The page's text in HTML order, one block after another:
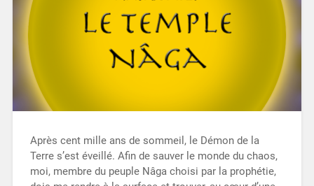
Après cent mille ans de sommeil, le Démon de la
Terre s’est éveillé. Afin de sauver le monde du chaos,
moi, membre du peuple Nâga choisi par la prophétie,